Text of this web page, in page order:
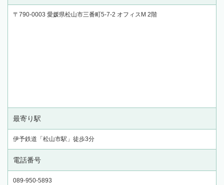
〒790-0003 愛媛県松山市三番町5-7-2 オフィスM 2階
最寄り駅
伊予鉄道「松山市駅」徒歩3分
電話番号
089-950-5893